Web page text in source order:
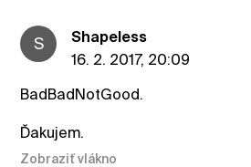
S
ShapeIess
16. 2. 2017, 20:09
BadBadNotGood.
Ďakujem.
Zobraziť vlákno